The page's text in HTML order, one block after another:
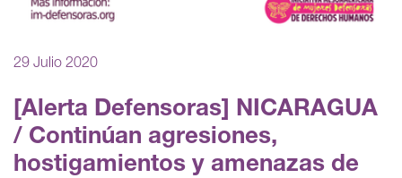
29 Julio 2020
[Alerta Defensoras] NICARAGUA
/ Continúan agresiones,
hostigamientos y amenazas de